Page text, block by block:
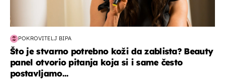
POKROVITELJ BIPA
Što je stvarno potrebno koži da zablista? Beauty
panel otvorio pitanja koja si i same često
postavljamo...